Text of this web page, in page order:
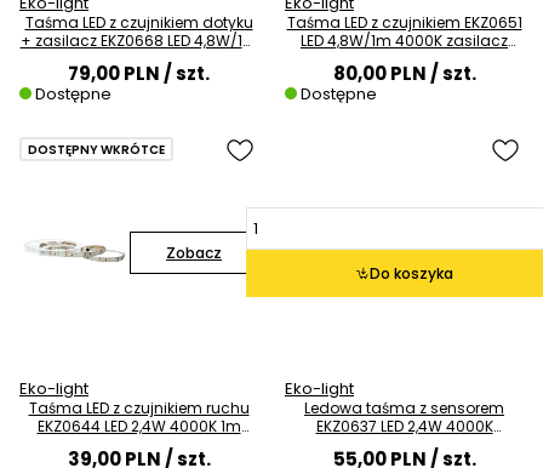
Taśma LED z czujnikiem dotyku
+ zasilacz EKZ0668 LED 4,8W/1m
4000K biała
79,00 PLN/ szt.
Dostępne
Taśma LED z czujnikiem EKZ0651
LED 4,8W/1m 4000K zasilacz
80,00 PLN/ szt.
Dostępne
Zobacz
DOSTĘPNY WKRÓTCE
Eko-light
Taśma LED z czujnikiem ruchu
EKZ0644 LED 2,4W 4000K 1m
4xAAA biała
39,00 PLN/ szt.
Do koszyka
Eko-light
Ledowa taśma z sensorem
EKZ0637 LED 2,4W 4000K
akumulator IP65 biała
55,00 PLN/ szt.